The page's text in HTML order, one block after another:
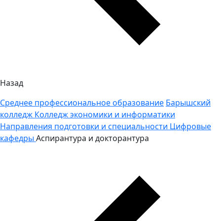
Назад
Среднее профессиональное образование Барышский
колледж Колледж экономики и информатики
Направления подготовки и специальности Цифровые
кафедры Аспирантура и докторантура